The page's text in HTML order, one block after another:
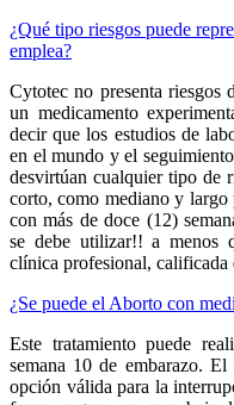
¿Qué tipo riesgos puede
emplea?
Cytotec no presenta riesgos
un medicamento
decir que los estudios de
en el mundo y el
desvirtúan cualquier tipo de
corto, como mediano y largo
con más de doce (12)
se debe utilizar!! a menos
clínica profesional, calificada
¿Se puede el Aborto con
Este tratamiento puede
semana 10 de embarazo.
opción válida para la